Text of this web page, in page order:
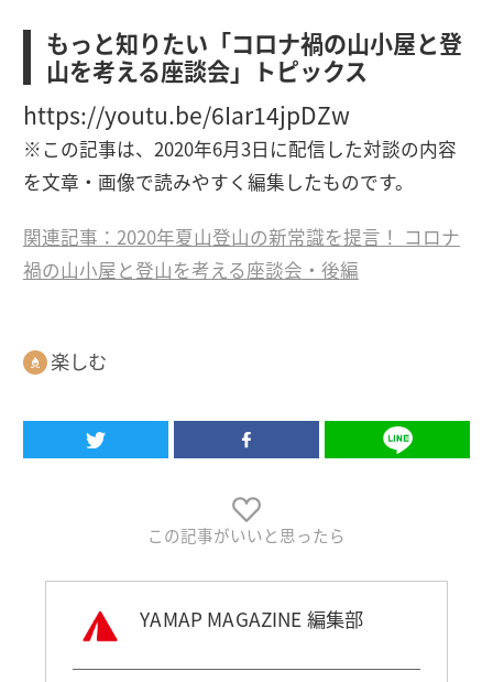
もっと知りたい「コロナ禍の山小屋と登
山を考える座談会」トピックス
https://youtu.be/6Iar14jpDZw
※この記事は、2020年6月3日に配信した対談の内容
を文章・画像で読みやすく編集したものです。
関連記事：2020年夏山登山の新常識を提言！ コロナ
禍の山小屋と登山を考える座談会・後編
楽しむ
この記事がいいと思ったら
YAMAP MAGAZINE 編集部